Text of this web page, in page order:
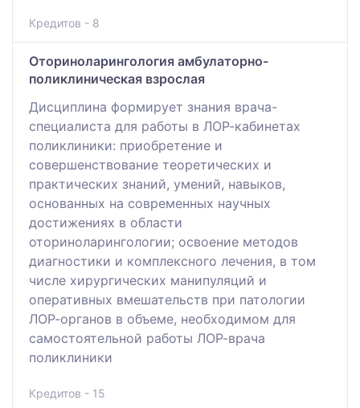
Кредитов - 8
Оториноларингология амбулаторно-
поликлиническая взрослая
Дисциплина формирует знания врача-
специалиста для работы в ЛОР-кабинетах
поликлиники: приобретение и
совершенствование теоретических и
практических знаний, умений, навыков,
основанных на современных научных
достижениях в области
оториноларингологии; освоение методов
диагностики и комплексного лечения, в том
числе хирургических манипуляций и
оперативных вмешательств при патологии
ЛОР-органов в объеме, необходимом для
самостоятельной работы ЛОР-врача
поликлиники
Кредитов - 15